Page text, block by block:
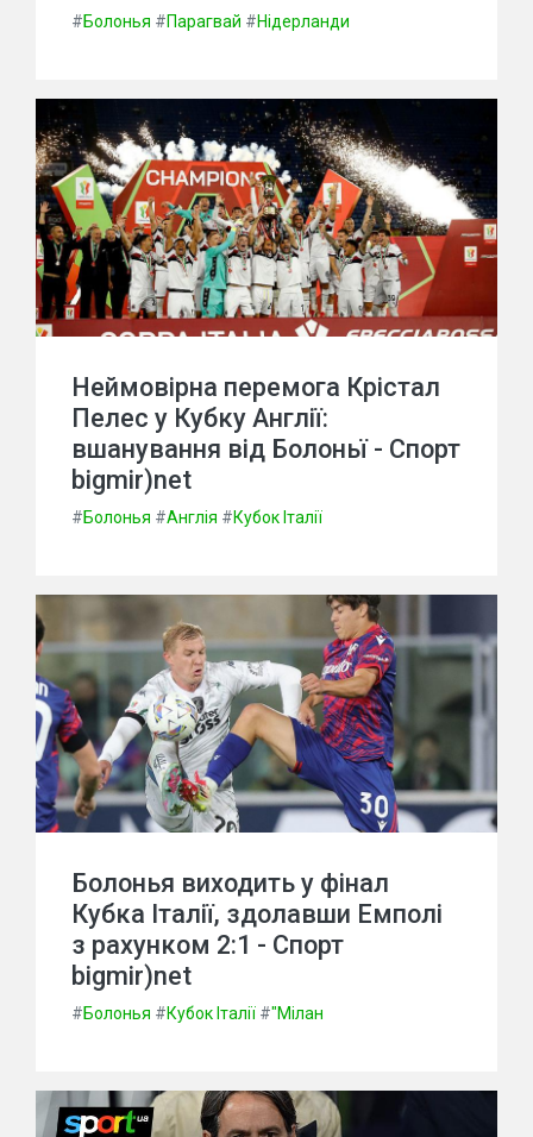
#Болонья #Парагвай #Нідерланди
Неймовірна перемога Крістал
Пелес у Кубку Англії:
вшанування від Болоньї - Спорт
bigmir)net
#Болонья #Англія #Кубок Італії
Болонья виходить у фінал
Кубка Італії, здолавши Емполі
з рахунком 2:1 - Спорт
bigmir)net
#Болонья #Кубок Італії #"Мілан